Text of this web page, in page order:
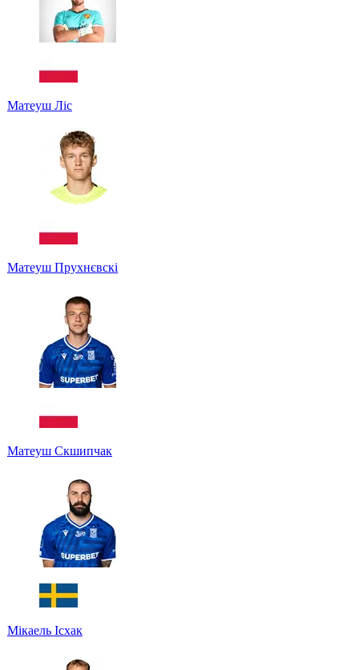
Матеуш Ліс
Матеуш Прухнєвскі
Матеуш Скшипчак
Мікаель Ісхак